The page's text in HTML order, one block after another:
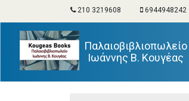
210 3219608 6944948242
Παλαιοβιβλιοπωλείο
Ιωάννης Β. Κουγέας